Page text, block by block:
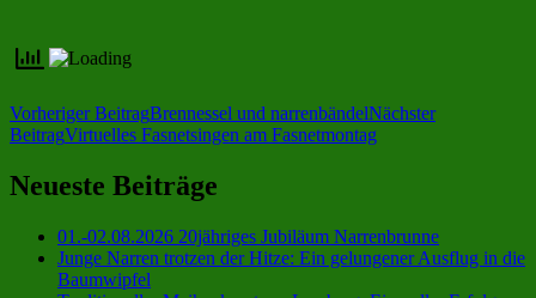
Beitragsnavigation
Vorheriger BeitragBrennessel und narrenbändelNächster
BeitragVirtuelles Fasnetsingen am Fasnetmontag
Neueste Beiträge
01.-02.08.2026 20jähriges Jubiläum Narrenbrunne
Junge Narren trotzen der Hitze: Ein gelungener Ausflug in die
Baumwipfel